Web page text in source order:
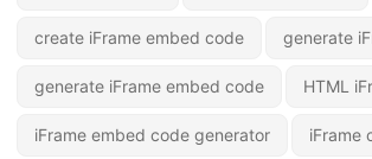
create iFrame embed code generate
generate iFrame embed code HTML
iFrame embed code generator iFrame